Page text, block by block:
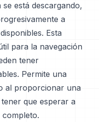
está descargando,
a
Esta
para la navegación
tener
Permite una
al proporcionar una
que esperar a